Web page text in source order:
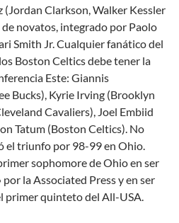
(Jordan Clarkson, Walker Kessler
novatos, integrado por Paolo
Smith Jr. Cualquier fanático del
Boston Celtics debe tener la
Este: Giannis
Bucks), Kyrie Irving (Brooklyn
Cavaliers), Joel Embiid
Tatum (Boston Celtics). No
el triunfo por 98-99 en Ohio.
sophomore de Ohio en ser
la Associated Press y en ser
primer quinteto del All-USA.